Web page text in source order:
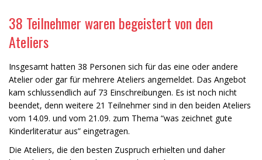
38 Teilnehmer waren begeistert von den
Ateliers
Insgesamt hatten 38 Personen sich für das eine oder andere
Atelier oder gar für mehrere Ateliers angemeldet. Das Angebot
kam schlussendlich auf 73 Einschreibungen. Es ist noch nicht
beendet, denn weitere 21 Teilnehmer sind in den beiden Ateliers
vom 14.09. und vom 21.09. zum Thema “was zeichnet gute
Kinderliteratur aus” eingetragen.
Die Ateliers, die den besten Zuspruch erhielten und daher